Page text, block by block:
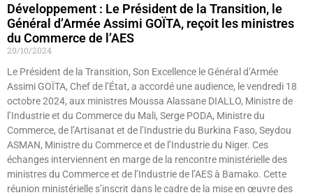
Développement : Le Président de la Transition, le
Général d’Armée Assimi GOÏTA, reçoit les ministres
du Commerce de l’AES
20/10/2024
Le Président de la Transition, Son Excellence le Général d’Armée
Assimi GOÏTA, Chef de l’État, a accordé une audience, le vendredi 18
octobre 2024, aux ministres Moussa Alassane DIALLO, Ministre de
l’Industrie et du Commerce du Mali, Serge PODA, Ministre du
Commerce, de l’Artisanat et de l’Industrie du Burkina Faso, Seydou
ASMAN, Ministre du Commerce et de l’Industrie du Niger. Ces
échanges interviennent en marge de la rencontre ministérielle des
ministres du Commerce et de l’Industrie de l’AES à Bamako. Cette
réunion ministérielle s’inscrit dans le cadre de la mise en œuvre des